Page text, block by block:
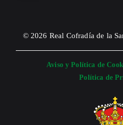
© 2026 Real Cofradía de la
Aviso y Política de
Política de